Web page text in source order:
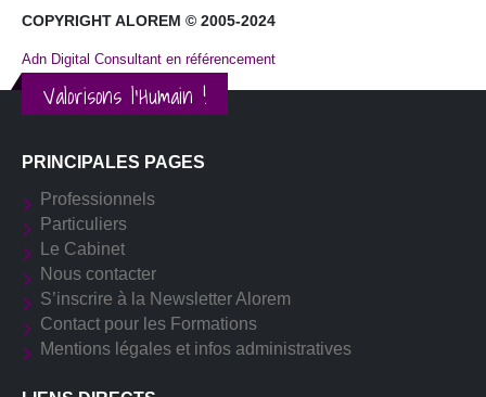
COPYRIGHT ALOREM © 2005-2024
Adn Digital Consultant en référencement
Valorisons l'Humain !
PRINCIPALES PAGES
Professionnels
Particuliers
Le Cabinet
Nous contacter
S’inscrire à la Newsletter Alorem
Contact pour les Formations
Mentions légales et infos administratives